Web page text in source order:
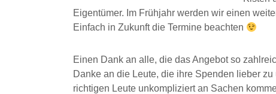
Eigentümer. Im Frühjahr werden wir einen
Einfach in Zukunft die Termine beachten
Einen Dank an alle, die das Angebot so
Danke an die Leute, die ihre Spenden lieber
richtigen Leute unkompliziert an Sachen